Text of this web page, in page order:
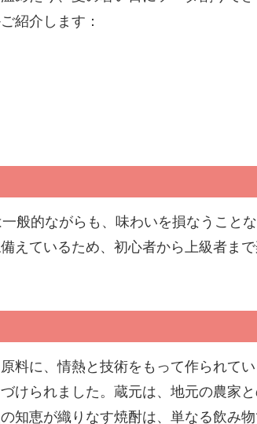
紹介します：
般的ながらも、味わいを損なうこと
えているため、初心者から上級者まで
料に、情熱と技術をもって作られて
けられました。蔵元は、地元の農家
知恵が織りなす焼酎は、単なる飲み物